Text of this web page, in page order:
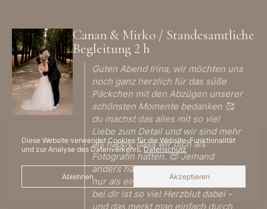
Canan & Mirko / Standesamtliche
Begleitung 2 h
Guten Abend Irina, wir möchten uns
noch ganz herzlich für das süße
Päckchen mit den Abzügen unserer
schönsten Momente bedanken 🥰
du machst das alles mit so viel
Liebe zum Detail und wir sind mehr
als happy, dass wir dich als
Fotografin hatten. 😍 Jemand
anders hätte es vielleicht einfach
nur als einen Job betrachtet, aber
bei dir ist so viel Herzblut dabei -
und das merkt man einfach durch
Diese Website verwendet Cookies für die Website-Funktionalität
und zur Analyse des Datenverkehrs.Datenschutz
Ablehnen Akzeptieren